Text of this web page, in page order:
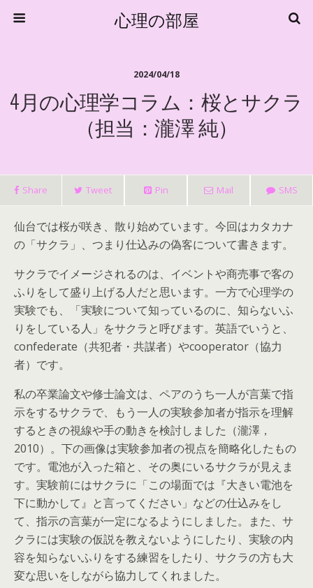
心理の部屋
2024/04/18
4月の心理学コラム：桜とサクラ
（担当：瀧澤 純）
Share Tweet Pin Mail SMS
仙台では桜が咲き、散り始めています。今回はカタカナ
の「サクラ」、つまり仕込みの偽客について書きます。
サクラでイメージされるのは、イベントや商売事で客の
ふりをして盛り上げる人だと思います。一方で心理学の
実験でも、「実験について知っているのに、知らないふ
りをしている人」をサクラと呼びます。英語でいうと、
confederate（共犯者・共謀者）やcooperator（協力
者）です。
私の卒業論文や修士論文は、ペアのうち一人が言葉で指
示をするサクラで、もう一人の実験参加者が指示を理解
するときの視線や手の動きを検討しました（瀧澤，
2010）。下の画像は実験参加者の視点を簡略化したもの
です。電池が入った箱と、その奥にいるサクラが見えま
す。実験前にはサクラに「この場面では『大きい電池を
下に動かして』と言ってください」などの仕込みをし
て、指示の言葉が一定になるようにしました。また、サ
クラには実験の仮説を教えないようにしたり、実験の内
容を知らないふりをする練習をしたり、サクラの方も大
変な思いをしながら協力してくれました。